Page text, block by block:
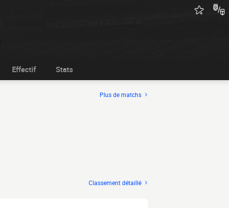
Effectif Stats
Plus de matchs
Classement détaillé